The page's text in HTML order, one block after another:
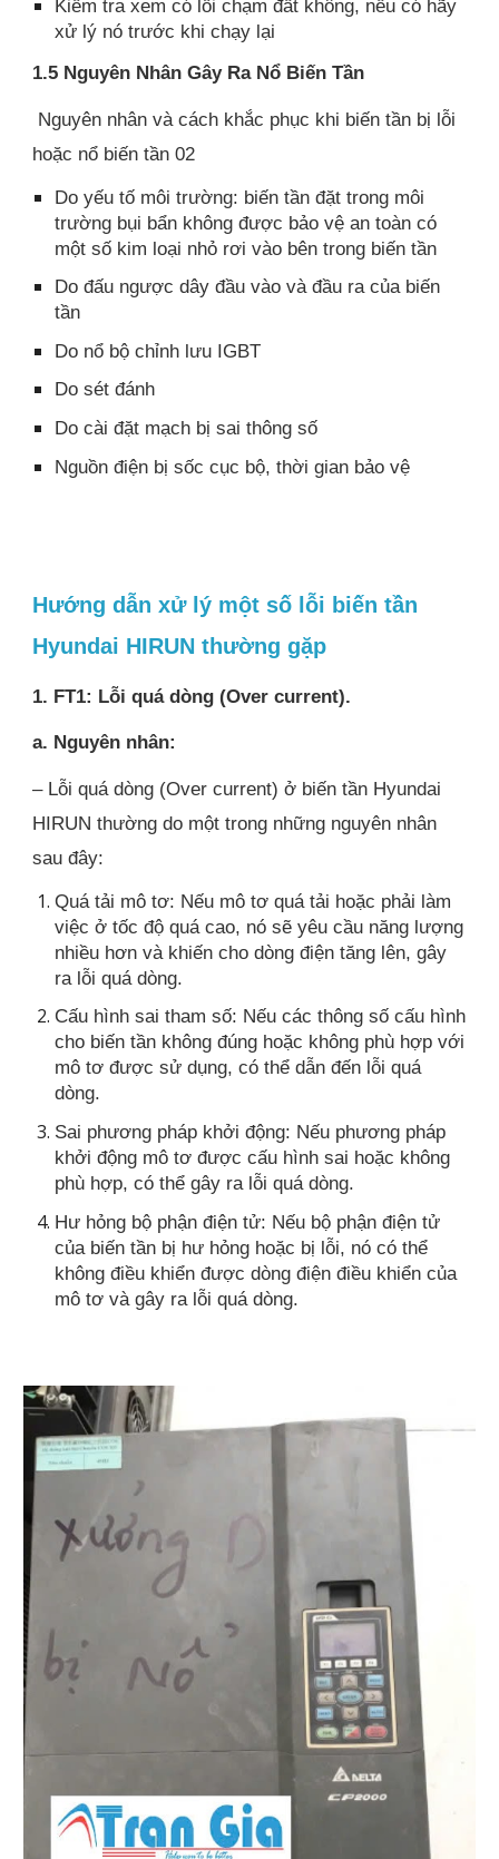
Kiểm tra xem có lỗi chạm đất không, nếu có hãy
xử lý nó trước khi chạy lại
1.5 Nguyên Nhân Gây Ra Nổ Biến Tần
Nguyên nhân và cách khắc phục khi biến tần bị lỗi
hoặc nổ biến tần 02
Do yếu tố môi trường: biến tần đặt trong môi
trường bụi bẩn không được bảo vệ an toàn có
một số kim loại nhỏ rơi vào bên trong biến tần
Do đấu ngược dây đầu vào và đầu ra của biến
tần
Do nổ bộ chỉnh lưu IGBT
Do sét đánh
Do cài đặt mạch bị sai thông số
Nguồn điện bị sốc cục bộ, thời gian bảo vệ
Hướng dẫn xử lý một số lỗi biến tần
Hyundai HIRUN thường gặp
1. FT1: Lỗi quá dòng (Over current).
a. Nguyên nhân:
– Lỗi quá dòng (Over current) ở biến tần Hyundai
HIRUN thường do một trong những nguyên nhân
sau đây:
Quá tải mô tơ: Nếu mô tơ quá tải hoặc phải làm
việc ở tốc độ quá cao, nó sẽ yêu cầu năng lượng
nhiều hơn và khiến cho dòng điện tăng lên, gây
ra lỗi quá dòng.
Cấu hình sai tham số: Nếu các thông số cấu hình
cho biến tần không đúng hoặc không phù hợp với
mô tơ được sử dụng, có thể dẫn đến lỗi quá
dòng.
Sai phương pháp khởi động: Nếu phương pháp
khởi động mô tơ được cấu hình sai hoặc không
phù hợp, có thể gây ra lỗi quá dòng.
Hư hỏng bộ phận điện tử: Nếu bộ phận điện tử
của biến tần bị hư hỏng hoặc bị lỗi, nó có thể
không điều khiển được dòng điện điều khiển của
mô tơ và gây ra lỗi quá dòng.